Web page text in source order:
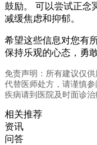
鼓励。 可以尝试正念
减缓焦虑和抑郁。
希望这些信息对您有
保持乐观的心态，勇
免责声明：所有建议仅
代替医师处方，请谨慎
疾病请到医院及时面诊治
相关推荐
资讯
问答